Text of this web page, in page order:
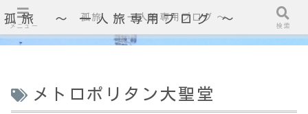
孤旅 〜 一人旅専用ブログ ～
メトロポリタン大聖堂
メニュー
孤旅 〜 一人旅専用ブログ ～
検索